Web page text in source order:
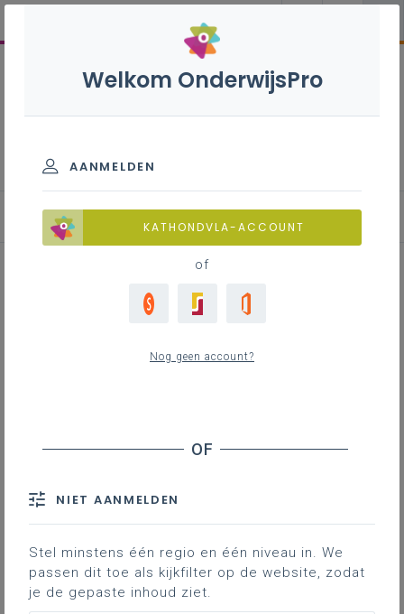
Blog
Bouw met een Oostenrijkse
Is je school al actief binnen het ERASMUS+
Dan weet je dat een goed en betrouwbaar netwerk
Oostenrijkse partner. De Oostenrijkse partner is
geïnteresseerd in mobiliteiten (in Vlaanderen) van
studenten.
Welkom OnderwijsPro
AANMELDEN
KATHONDVLA-ACCOUNT
of
Nog geen account?
NIET AANMELDEN
Stel minstens één regio en één niveau in. We
passen dit toe als kijkfilter op de website, zodat
je de gepaste inhoud ziet.